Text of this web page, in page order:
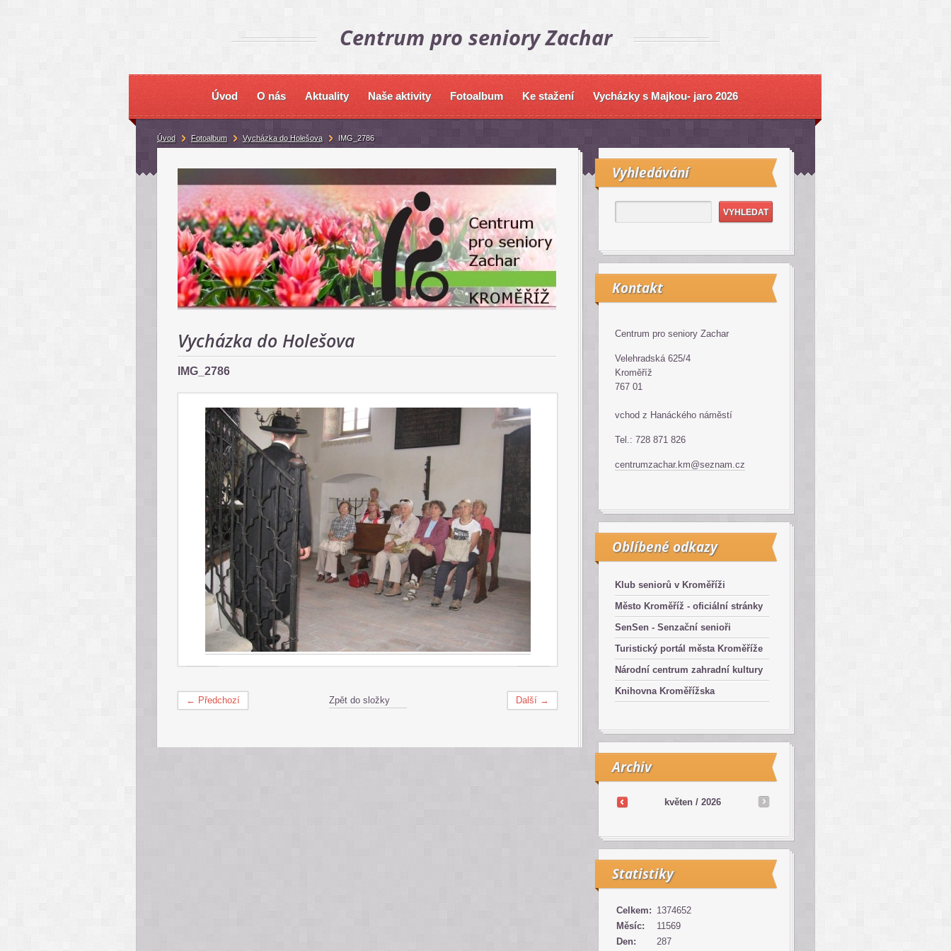
Centrum pro seniory Zachar
Úvod O nás Aktuality Naše aktivity Fotoalbum Ke stažení Vycházky s Majkou- jaro 2026
Vycházka do Holešova
IMG_2786
← Předchozí Další →
Zpět do složky
Vyhledávání
Kontakt
Centrum pro seniory Zachar
Velehradská 625/4
Kroměříž
767 01
vchod z Hanáckého náměstí
Tel.: 728 871 826
centrumzachar.km@seznam.cz
Oblíbené odkazy
Klub seniorů v Kroměříži
Město Kroměříž - oficiální stránky
SenSen - Senzační senioři
Turistický portál města Kroměříže
Národní centrum zahradní kultury
Knihovna Kroměřížska
Archiv
květen / 2026
Statistiky
Celkem: 1374652
Měsíc:
11569
Den:
287
Úvod Fotoalbum Vycházka do Holešova IMG_2786